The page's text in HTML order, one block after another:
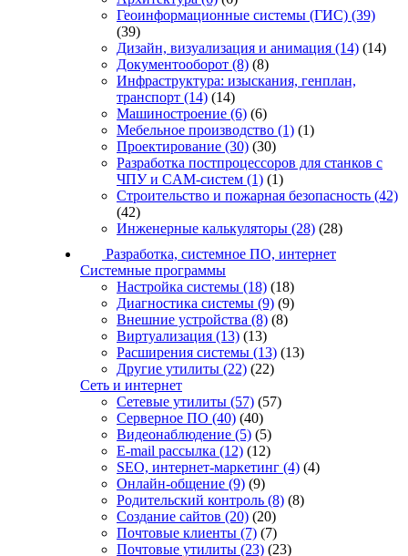
Геоинформационные системы (ГИС) (39)
(39)
Дизайн, визуализация и анимация (14) (14)
Документооборот (8) (8)
Инфраструктура: изыскания, генплан,
транспорт (14) (14)
Машиностроение (6) (6)
Мебельное производство (1) (1)
Проектирование (30) (30)
Разработка постпроцессоров для станков с
ЧПУ и CAM-систем (1) (1)
Строительство и пожарная безопасность (42)
(42)
Инженерные калькуляторы (28) (28)
Разработка, системное ПО, интернет
Системные программы
Настройка системы (18) (18)
Диагностика системы (9) (9)
Внешние устройства (8) (8)
Виртуализация (13) (13)
Расширения системы (13) (13)
Другие утилиты (22) (22)
Сеть и интернет
Сетевые утилиты (57) (57)
Серверное ПО (40) (40)
Видеонаблюдение (5) (5)
E-mail рассылка (12) (12)
SEO, интернет-маркетинг (4) (4)
Онлайн-общение (9) (9)
Родительский контроль (8) (8)
Создание сайтов (20) (20)
Почтовые клиенты (7) (7)
Почтовые утилиты (23) (23)